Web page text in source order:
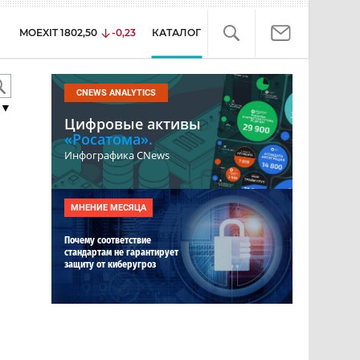
MOEXIT 1802,50 -0,23 КАТАЛОГ
CNEWS ANALYTICS
Цифровые активы
«Росатома».
Инфографика CNews
МНЕНИЕ МЕСЯЦА
Почему соответствие
стандартам не гарантирует
защиту от киберугроз